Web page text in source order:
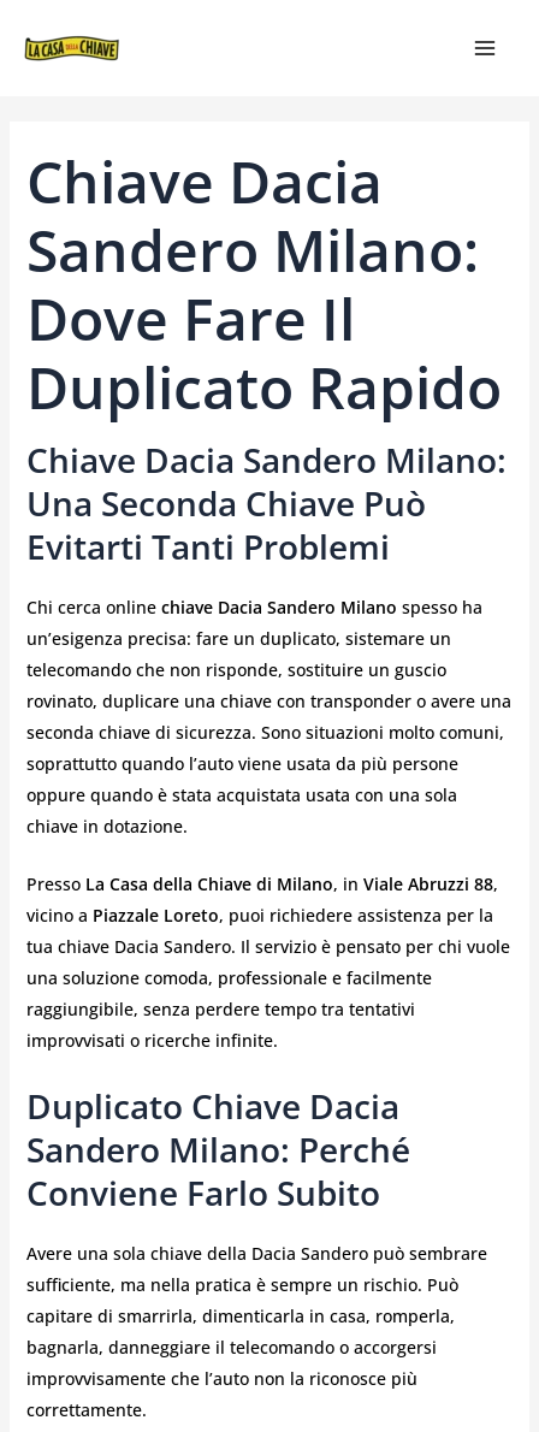
Chiave Dacia
Sandero Milano:
Dove Fare Il
Duplicato Rapido
Chiave Dacia Sandero Milano:
Una Seconda Chiave Può
Evitarti Tanti Problemi
Chi cerca online chiave Dacia Sandero Milano spesso ha
un’esigenza precisa: fare un duplicato, sistemare un
telecomando che non risponde, sostituire un guscio
rovinato, duplicare una chiave con transponder o avere una
seconda chiave di sicurezza. Sono situazioni molto comuni,
soprattutto quando l’auto viene usata da più persone
oppure quando è stata acquistata usata con una sola
chiave in dotazione.
Presso La Casa della Chiave di Milano, in Viale Abruzzi 88,
vicino a Piazzale Loreto, puoi richiedere assistenza per la
tua chiave Dacia Sandero. Il servizio è pensato per chi vuole
una soluzione comoda, professionale e facilmente
raggiungibile, senza perdere tempo tra tentativi
improvvisati o ricerche infinite.
Duplicato Chiave Dacia
Sandero Milano: Perché
Conviene Farlo Subito
Avere una sola chiave della Dacia Sandero può sembrare
sufficiente, ma nella pratica è sempre un rischio. Può
capitare di smarrirla, dimenticarla in casa, romperla,
bagnarla, danneggiare il telecomando o accorgersi
improvvisamente che l’auto non la riconosce più
correttamente.
ARTICOLI